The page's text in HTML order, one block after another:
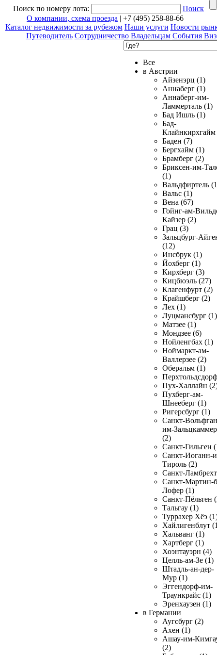
Поиск по номеру лота:
Поиск
О компании, схема проезда | +7 (495) 258-88-66
Каталог недвижимости за рубежом Наши услуги Новости
Путеводитель Сотрудничество Владельцам События
Все
в Австрии
Айзенэрц (1)
Аннаберг (1)
Аннаберг-им-
Ламмерталь (1)
Бад Ишль (1)
Бад-
Клайнкирхгайм
Баден (7)
Бергхайм (1)
Брамберг (2)
Бриксен-им-
(1)
Вальдфиртель
Вальс (1)
Вена (67)
Гойнг-ам-
Кайзер (2)
Грац (3)
Зальцбург-
(12)
Инсбрук (1)
Йохберг (1)
Кирхберг (3)
Кицбюэль (27)
Клагенфурт (2)
Крайшберг (2)
Лех (1)
Луцмансбург (1)
Матзее (1)
Мондзее (6)
Нойленгбах (1)
Ноймаркт-ам-
Валлерзее (2)
Оберальм (1)
Пух-Халлайн
Пухберг-ам-
Шнееберг (1)
Ригерсбург (1)
Санкт-
им-
(2)
Санкт-Гильген
Санкт-Иоганн-
Тироль (2)
Санкт-
Санкт-Мартин-
Лофер (1)
Санкт-Пёльтен
Тальгау (1)
Туррахер Хёэ
Хайлигенблут
Хальванг (1)
Хартберг (1)
Хоэнтауэрн (4)
Целль-ам-Зе (1)
Штадль-ан-дер-
Мур (1)
Эггендорф-им-
Траункрайс (1)
Эренхаузен (1)
в Германии
Аугсбург (2)
Ахен (1)
Ашау-им-
(2)